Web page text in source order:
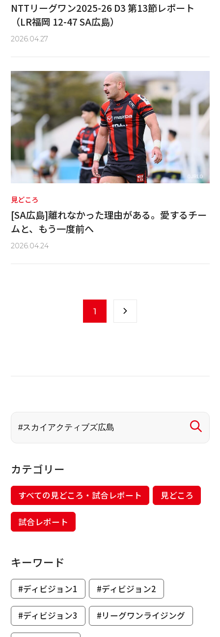
NTTリーグワン2025-26 D3 第13節レポート
（LR福岡 12-47 SA広島）
2026.04.27
見どころ
[SA広島]離れなかった理由がある。愛するチー
ムと、もう一度前へ
2026.04.24
1
カテゴリー
すべての見どころ・試合レポート 見どころ
試合レポート
キーワード
#ディビジョン1 #ディビジョン2
#ディビジョン3 #リーグワンライジング